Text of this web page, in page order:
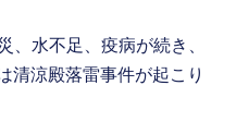
、水不足、疫病が続き、
清涼殿落雷事件が起こり